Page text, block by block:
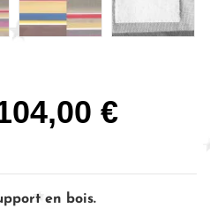
€
en bois.